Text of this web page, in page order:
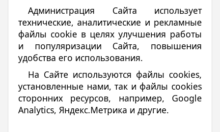
Администрация Сайта использует
технические, аналитические и рекламные
файлы cookie в целях улучшения работы
и популяризации Сайта, повышения
удобства его использования.
На Сайте используются файлы cookies,
установленные нами, так и файлы cookies
сторонних ресурсов, например, Google
Analytics, Яндекс.Метрика и другие.